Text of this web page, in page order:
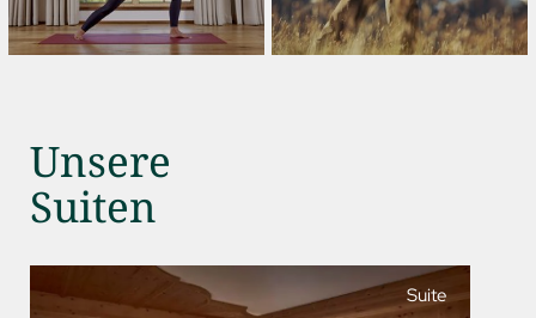
Unsere
Suiten
Suite